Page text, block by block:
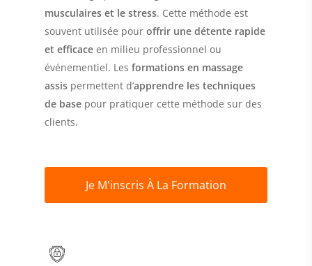
musculaires et le stress. Cette méthode est
souvent utilisée pour offrir une détente rapide
et efficace en milieu professionnel ou
événementiel. Les formations en massage
assis permettent d’apprendre les techniques
de base pour pratiquer cette méthode sur des
clients.
Je M'inscris À La Formation